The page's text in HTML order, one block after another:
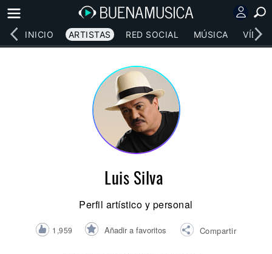
INICIO ARTISTAS RED SOCIAL MÚSICA
Luis Silva
Perfil artístico y personal
1,959 Añadir a favoritos Compartir